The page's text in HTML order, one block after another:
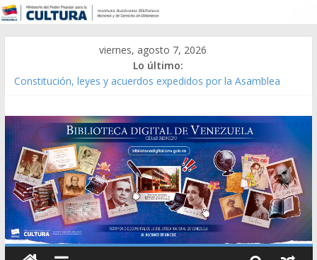
viernes, agosto 7, 2026
Lo último:
Constitución, leyes y acuerdos expedidos por la Asamblea
Modesta Bor Sánchez [material gráfico]
Gaceta Oficial de la República de Venezuela año CXXXIII Mes V,
Caracas 09 de marzo de 2006 N° 38.394
Catálogo temático de obras de Modesta Bor